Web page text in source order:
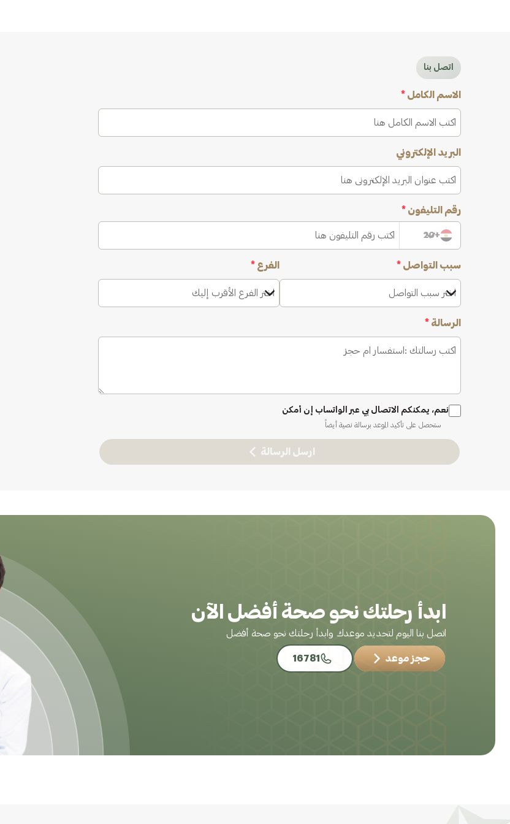
اتصل بنا
الاسم الكامل *
البريد الإلكتروني
رقم التليفون *
+20
سبب التواصل *
اختر سبب التواصل
الفرع *
اختر الفرع الأقرب إليك
الرسالة *
نعم، يمكنكم الاتصال بي عبر الواتساب إن أمكن
ستحصل على تأكيد الموعد برسالة نصية أيضاً
ارسل الرسالة
ابدأ رحلتك نحو صحة أفضل الآن
اتصل بنا اليوم لتحديد موعدك وابدأ رحلتك نحو صحة أفضل
حجز موعد 16781